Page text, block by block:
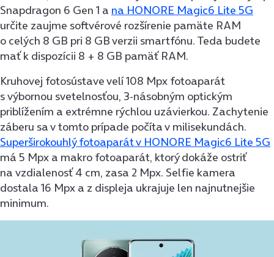
Snapdragon 6 Gen 1 a na HONORE Magic6 Lite 5G
určite zaujme softvérové rozšírenie pamäte RAM
o celých 8 GB pri 8 GB verzii smartfónu. Teda budete
mať k dispozícii 8 + 8 GB pamäť RAM.
Kruhovej fotosústave velí 108 Mpx fotoaparát
s výbornou svetelnosťou, 3-násobným optickým
priblížením a extrémne rýchlou uzávierkou. Zachytenie
záberu sa v tomto prípade počíta v milisekundách.
Superširokouhlý fotoaparát v HONORE Magic6 Lite 5G
má 5 Mpx a makro fotoaparát, ktorý dokáže ostriť
na vzdialenosť 4 cm, zasa 2 Mpx. Selfie kamera
dostala 16 Mpx a z displeja ukrajuje len najnutnejšie
minimum.